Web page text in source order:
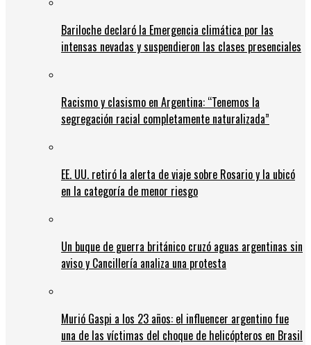
Bariloche declaró la Emergencia climática por las
intensas nevadas y suspendieron las clases presenciales
Racismo y clasismo en Argentina: “Tenemos la
segregación racial completamente naturalizada”
EE. UU. retiró la alerta de viaje sobre Rosario y la ubicó
en la categoría de menor riesgo
Un buque de guerra británico cruzó aguas argentinas sin
aviso y Cancillería analiza una protesta
Murió Gaspi a los 23 años: el influencer argentino fue
una de las víctimas del choque de helicópteros en Brasil